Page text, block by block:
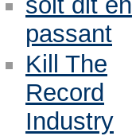
passant
Kill The
Record
Industry